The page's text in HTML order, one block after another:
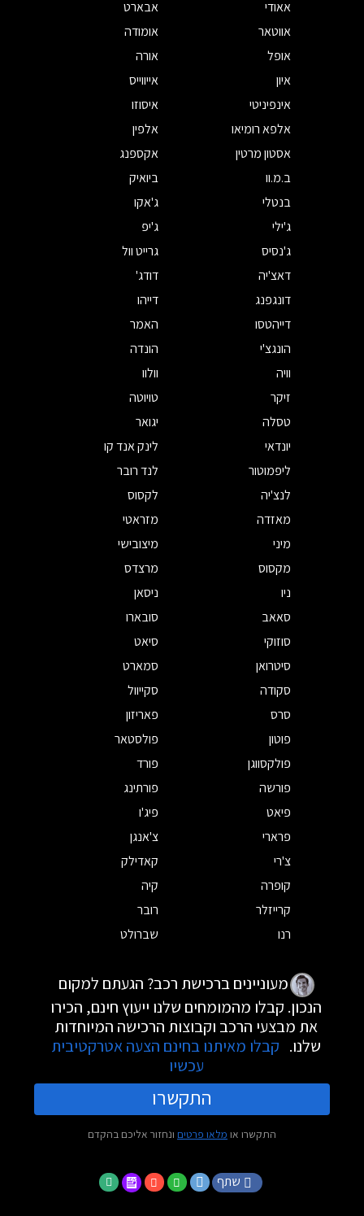
אאודי
אבארט
אווטאר
אומודה
אופל
אורה
איון
אייווייס
אינפיניטי
איסוזו
אלפא רומיאו
אלפין
אסטון מרטין
אקספנג
ב.מ.וו
ביואיק
בנטלי
ג'אקו
ג'ילי
ג'יפ
ג'נסיס
גרייט וול
דאצ'יה
דודג'
דונגפנג
דייהו
דייהטסו
האמר
הונגצ'י
הונדה
וויה
וולוו
זיקר
טויוטה
טסלה
יגואר
יונדאי
לינק אנד קו
ליפמוטור
לנד רובר
לנצ'יה
לקסוס
מאזדה
מזראטי
מיני
מיצובישי
מקסוס
מרצדס
ניו
ניסאן
סאאב
סובארו
סוזוקי
סיאט
סיטרואן
סמארט
סקודה
סקייוול
סרס
פאריזון
פוטון
פולסטאר
פולקסווגן
פורד
פורשה
פורתינג
פיאט
פיג'ו
פרארי
צ'אנגן
צ'רי
קאדילק
קופרה
קיה
קרייזלר
רובר
רנו
שברולט
מעוניינים ברכישת רכב? הגעתם למקום
הנכון. קבלו מהמומחים שלנו ייעוץ חינם, הכירו
את מבצעי הרכב וקבוצות הרכישה המיוחדות
שלנו. קבלו מאיתנו בחינם הצעה אטרקטיבית
עכשיו
התקשרו
התקשרו או מלאו פרטים ונחזור אליכם בהקדם
שתף